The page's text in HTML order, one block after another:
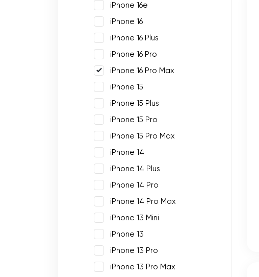
iPhone 16e
iPhone 16
iPhone 16 Plus
iPhone 16 Pro
iPhone 16 Pro Max
iPhone 15
iPhone 15 Plus
iPhone 15 Pro
iPhone 15 Pro Max
iPhone 14
iPhone 14 Plus
iPhone 14 Pro
iPhone 14 Pro Max
iPhone 13 Mini
iPhone 13
iPhone 13 Pro
iPhone 13 Pro Max